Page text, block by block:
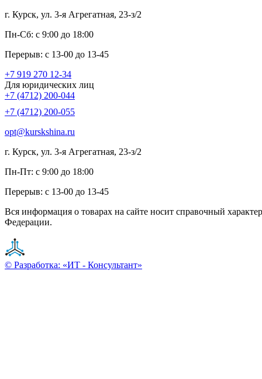
г. Курск, ул. 3-я Агрегатная, 23-з/2
Пн-Сб: с 9:00 до 18:00
Перерыв: с 13-00 до 13-45
+7 919 270 12-34
Для юридических лиц
+7 (4712) 200-044
+7 (4712) 200-055
opt@kurskshina.ru
г. Курск, ул. 3-я Агрегатная, 23-з/2
Пн-Пт: с 9:00 до 18:00
Перерыв: с 13-00 до 13-45
Вся информация о товарах на сайте носит справочный
Федерации.
© Разработка: «ИТ - Консультант»